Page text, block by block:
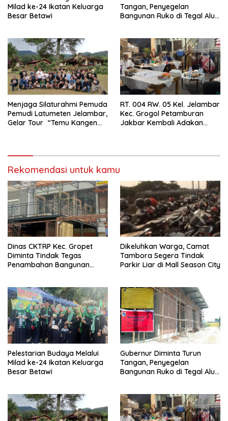
Milad ke-24 Ikatan Keluarga
Besar Betawi
Tangan, Penyegelan
Bangunan Ruko di Tegal Alur
Menjaga Silaturahmi Pemuda
Pemudi Latumeten Jelambar,
Gelar Tour “Temu Kangen
RT. 004 RW. 05 Kel. Jelambar
Kec. Grogol Petamburan
Jakbar Kembali Adakan
Rekomendasi untuk kamu
Dinas CKTRP Kec. Gropet
Diminta Tindak Tegas
Penambahan Bangunan
Dikeluhkan Warga, Camat
Tambora Segera Tindak
Parkir Liar di Mall Season City
Pelestarian Budaya Melalui
Milad ke-24 Ikatan Keluarga
Besar Betawi
Gubernur Diminta Turun
Tangan, Penyegelan
Bangunan Ruko di Tegal Alur